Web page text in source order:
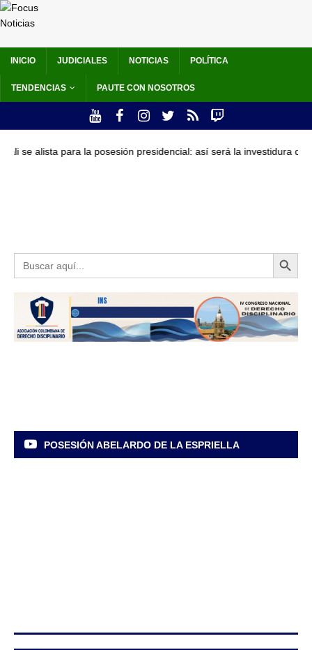
INICIO JUDICIALES NOTICIAS POLÍTICA
TENDENCIAS PAUTE CON NOSOTROS
la posesión presidencial: así será la investidura de Abelardo De
Buscar: Botón de búsqueda
POSESIÓN ABELARDO DE LA ESPRIELLA